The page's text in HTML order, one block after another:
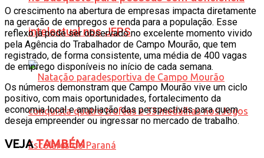
intelectual nos JEPS
O crescimento na abertura de empresas impacta diretamente
na geração de empregos e renda para a população. Esse
reflexo já pode ser observado no excelente momento vivido
pela Agência do Trabalhador de Campo Mourão, que tem
registrado, de forma consistente, uma média de 400 vagas
de emprego disponíveis no início de cada semana.
Os números demonstram que Campo Mourão vive um ciclo
positivo, com mais oportunidades, fortalecimento da
economia local e ampliação das perspectivas para quem
deseja empreender ou ingressar no mercado de trabalho.
VEJATAMBÉM